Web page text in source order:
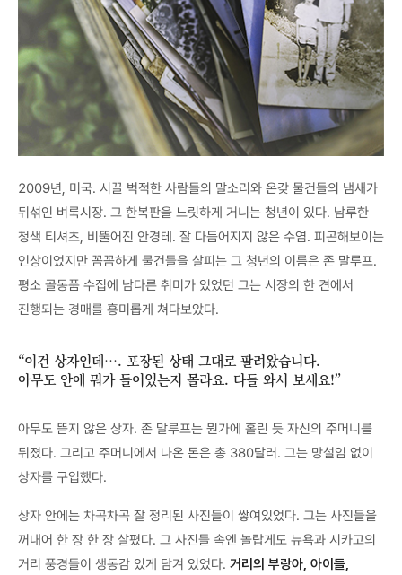
2009년, 미국. 시끌 벅적한 사람들의 말소리와 온갖 물건들의 냄새가
뒤섞인 벼룩시장. 그 한복판을 느릿하게 거니는 청년이 있다. 남루한
청색 티셔츠, 비뚤어진 안경테. 잘 다듬어지지 않은 수염. 피곤해보이는
인상이었지만 꼼꼼하게 물건들을 살피는 그 청년의 이름은 존 말루프.
평소 골동품 수집에 남다른 취미가 있었던 그는 시장의 한 켠에서
진행되는 경매를 흥미롭게 쳐다보았다.
“이건 상자인데…. 포장된 상태 그대로 팔려왔습니다.
아무도 안에 뭐가 들어있는지 몰라요. 다들 와서 보세요!”
아무도 뜯지 않은 상자. 존 말루프는 뭔가에 홀린 듯 자신의 주머니를
뒤졌다. 그리고 주머니에서 나온 돈은 총 380달러. 그는 망설임 없이
상자를 구입했다.
상자 안에는 차곡차곡 잘 정리된 사진들이 쌓여있었다. 그는 사진들을
꺼내어 한 장 한 장 살폈다. 그 사진들 속엔 놀랍게도 뉴욕과 시카고의
거리 풍경들이 생동감 있게 담겨 있었다. 거리의 부랑아, 아이들,